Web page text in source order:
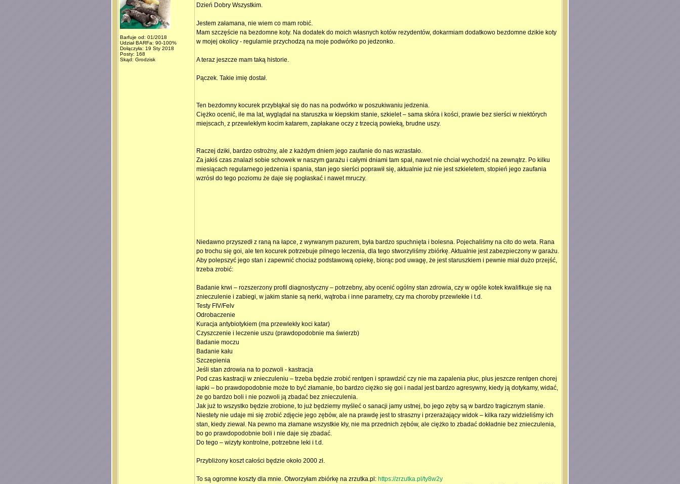
Barfuje od: 01/2018
Udział BARFa: 90-100%
Dołączyła: 19 Sty 2018
Posty: 168
Skąd: Grodzisk
Dzień Dobry Wszystkim.
Jestem załamana, nie wiem co mam robić.
Mam szczęście na bezdomne koty. Na dodatek do moich własnych kotów rezydentów, dokarmiam dodatkowo bezdomne dzikie koty
w mojej okolicy - regularnie przychodzą na moje podwórko po jedzonko.
A teraz jeszcze mam taką historie.
Pączek. Takie imię dostał.
Ten bezdomny kocurek przybłąkał się do nas na podwórko w poszukiwaniu jedzenia.
Ciężko ocenić, ile ma lat, wyglądał na staruszka w kiepskim stanie, szkielet – sama skóra i kości, prawie bez sierści w niektórych
miejscach, z przewlekłym kocim katarem, zapłakane oczy z trzecią powieką, brudne uszy.
Raczej dziki, bardzo ostrożny, ale z każdym dniem jego zaufanie do nas wzrastało.
Za jakiś czas znalazł sobie schowek w naszym garażu i całymi dniami tam spał, nawet nie chciał wychodzić na zewnątrz. Po kilku
miesiącach regularnego jedzenia i spania, stan jego sierści poprawił się, aktualnie już nie jest szkieletem, stopień jego zaufania
wzrósł do tego poziomu że daje się pogłaskać i nawet mruczy.
Niedawno przyszedł z raną na łapce, z wyrwanym pazurem, była bardzo spuchnięta i bolesna. Pojechaliśmy na cito do weta. Rana
po trochu się goi, ale ten kocurek potrzebuje pilnego leczenia, dla tego stworzyliśmy zbiórkę. Aktualnie jest zabezpieczony w garażu.
Aby polepszyć jego stan i zapewnić chociaż podstawową opiekę, biorąc pod uwagę, że jest staruszkiem i pewnie miał dużo przejść,
trzeba zrobić:
Badanie krwi – rozszerzony profil diagnostyczny – potrzebny, aby ocenić ogólny stan zdrowia, czy w ogóle kotek kwalifikuje się na
znieczulenie i zabiegi, w jakim stanie są nerki, wątroba i inne parametry, czy ma choroby przewlekłe i t.d.
Testy FIV/Felv
Odrobaczenie
Kuracja antybiotykiem (ma przewlekły koci katar)
Czyszczenie i leczenie uszu (prawdopodobnie ma świerzb)
Badanie moczu
Badanie kału
Szczepienia
Jeśli stan zdrowia na to pozwoli - kastracja
Pod czas kastracji w znieczuleniu – trzeba będzie zrobić rentgen i sprawdzić czy nie ma zapalenia płuc, plus jeszcze rentgen chorej
łapki – bo prawdopodobnie może to być złamanie, bo bardzo ciężko się goi i nadal jest bardzo agresywny, kiedy ją dotykamy, widać,
że go bardzo boli i nie pozwoli ją zbadać bez znieczulenia.
Jak już to wszystko będzie zrobione, to już będziemy myśleć o sanacji jamy ustnej, bo jego zęby są w bardzo tragicznym stanie.
Niestety nie udaje mi się zrobić zdjęcie jego zębów, ale na prawdę jest to straszny i przerażający widok – kilka razy widzieliśmy ich
stan, kiedy ziewał. Na pewno ma złamane wszystkie kły, nie ma przednich zębów, ale ciężko to zbadać dokładnie bez znieczulenia,
bo go prawdopodobnie boli i nie daje się zbadać.
Do tego – wizyty kontrolne, potrzebne leki i t.d.
Przybliżony koszt całości będzie około 2000 zł.
To są ogromne koszty dla mnie. Otworzyłam zbiórkę na zrzutka.pl: https://zrzutka.pl/ty8w2y